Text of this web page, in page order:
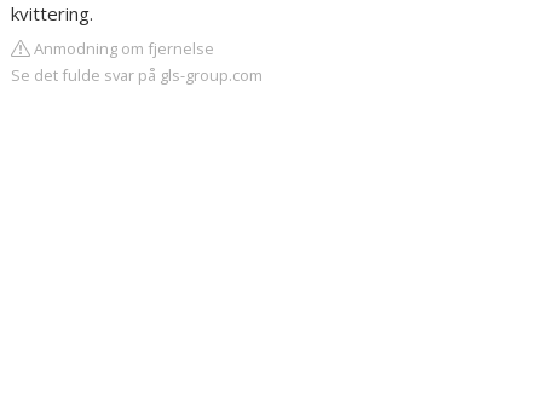
kvittering.
Anmodning om fjernelse
Se det fulde svar på gls-group.com